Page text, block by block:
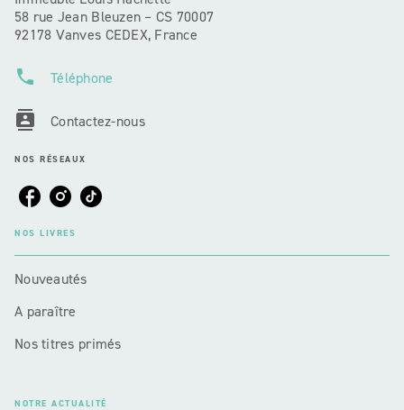
58 rue Jean Bleuzen – CS 70007
92178 Vanves CEDEX, France
phone Téléphone
contacts Contactez-nous
NOS RÉSEAUX
NOS LIVRES
Nouveautés
A paraître
Nos titres primés
NOTRE ACTUALITÉ